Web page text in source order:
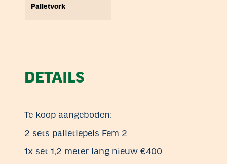
Palletvork
DETAILS
Te koop aangeboden:
2 sets palletlepels Fem 2
1x set 1,2 meter lang nieuw €400